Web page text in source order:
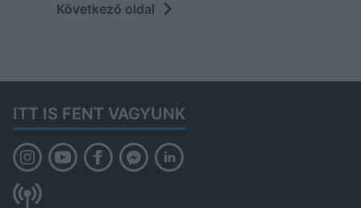
Következő oldal
ITT IS FENT VAGYUNK